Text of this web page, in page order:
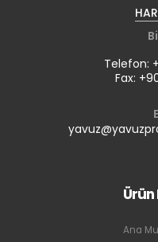
Telefon:
Fax:
Ana